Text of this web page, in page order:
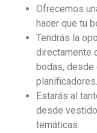
Ofrecemos
hacer que tu
Tendrás la
directamente
bodas,
planificadores.
Estarás al
desde
temáticas.